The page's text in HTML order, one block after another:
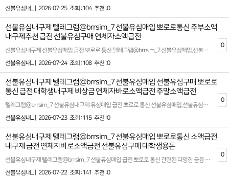
선불유심내... |
2026-07-25 조회 :104 추천 :0
선불유심내구제 텔레그램@brrsim_7 선불유심매입 뽀로로통신 주부소액
내구제추천 급전 선불유심구매 연체자소액급전
선불유심내구제 선불유심매입 급전 뽀로로 통신 텔레그램@brrsim_7 선불유심매입,선불유심구매,갑작스러운 급전,소액급전ˏ가개통،폰테크،내구제¸폰내구제‚유심내구제ˎ핸드폰내구제ˏ대출ˏ소액대출ˎ무직자대출ˏ선불유심,병원비,공과금,월세,생활비 등 긴급한 상황에서 빠르고 안전하게 생계자금을 확보할수 있습니다 고객 한분 한분의 상황을 이해하고 신용이나 작업 유무와 상관없이 모두가 이용할수 있는 맞춤형 내구제 서비스를 제공합니다! 급하게 필요한 자금 이제 혼자 고민하지마세요! 뽀로로 통신 선불유심내구제가 신속하고 안전한 방법으로 여러분의 생활에 도움을 드리겠습니다 바로 소액 현금화 생계자금 지원이 필요하다면 뽀로로 통신과 함께하세요 무직자,대학생,회생자,신불자들도 부담없이 신청할수 있으며 투명하고 정직한 절차로 믿을수 있는 업체입니다 확실한 파트너와 함께하세요 시간 낭비와 신용 하락을 막는 가장 좋은 방법은 처음부터 제대로 된 전문가를 만나는 것입니다 텔레그램@brrsim_7 고객님의 상황을 최우선으로 고려하여 최적의 결과를 만들어 드립니다 홈페이지: https://brrsim77.isweb.co.kr 홈페이지: https://litt.ly/brrsim7
선불유심내... |
2026-07-24 조회 :108 추천 :0
0
선불유심내구제 텔레그램@brrsim_7 선불유심매입 선불유심구매 뽀로로
통신 급전 대학생내구제 비상금 연체자바로소액급전 주말소액급전
텔레그램@brrsim_7 선불유심내구제 유심매입 급전 뽀로로 통신 선불유심매입,선불유심구매 2026년 트렌드와 법적 기준에 맞춘 안전하고 신뢰도 높은 서비스를 기반으로 고객님들이 안심하고 이용할수 있도록 투명한 프로세스를 제공합니다 뽀로로 통신 서비스는 예기치 못한 재정적 필요를 충족시키기 위해 설계되었습니다 이를 통해 고객님들은 긴급 상황에서도 재정적인 안정감을 되찾을수 있으며 신속하고 원활한 대출 과정을 경험할수 있습니다 저희는 고객 만족을 최우선 과제로 삼고 한사람 한사람 상황에 맞는 맞춤형 솔루션을 제공합니다 기존의 복잡한 대출 시스템에서 벗어나 누구나 쉽게 빠르게 필요한 자금을 조달받을수 있습니다 모바일 기반의 서비스는 시간적 제약없이 언제 어디서나 간편하게 이용할수 있어 많은 고객님들께 호평을 받고 있습니다 뽀로로 통신의 서비스를 통해 보다 편리하고 안정적인 재정 계획을 수립해 보시길바랍니다 선불 유심과 관련된 다양한 금융 서비스를 제공하는 뽀로로 통신은 대학생 및 급전이 필요한 분들에게 빠른 소액대출 옵션을 제안합니다 시간을 절약하고 간편하게 자금을 마련할수 있는 선불유심내구제를 통해 부담없이 활용할수 있는 방법이 제공됩니다 또한 모든 과정은 법적 가이드라인을 준수하며 진행되므로 신뢰를 더욱 강화합니다 확실한 파트너와 함께하세요 시간 낭비와 신용 하락을 막는 가장 좋은 방법은 처음부터 제대로 된 전문가를 만나는 것입니다 홈페이지: https://brrsim77.isweb.co.kr 홈페이지: https://litt.ly/brrsim7
선불유심내... |
2026-07-23 조회 :115 추천 :0
0
선불유심내구제 텔레그램@brrsim_7 선불유심매입 뽀로로통신 소액급전
내구제 급전 연체자바로소액급전 선불유심구매 대학생용돈
선불유심내구제 텔레그램@brrsim_7 선불유심매입 급전 뽀로로 통신 관련된 다양한 금융 서비스를 제공하는 뽀로로 통신은 대학생 및 급전이 필요한 분들에게 빠른 소액 대출 옵션을 제안합니다. 선불유심구매 시간을 절약하고 간편하게 자금을 마련할 수 있는 선불 유심 내구제를 통해 학생들도 부담 없이 활용할 수 있는 방법이 제공됩니다 급작스럽게 필요한 자금이 생겼을 때, 무심사 소액 급전을 지원하며 신뢰할 수 있는 대출 환경을 제시합니다. 급전이 필요한 순간, 믿을 만한 대출 업체를 찾는 것이 중요합니다 이런 점에서 뽀로로 통신은 빠르고 간단한 절차로 지급 가능한 서비스로 안정적이고 신속한 금융 솔루션을 제공합니다 선불유심내구제 뽀로로 통신 안심업체 많은 분들이 금융 문제로 고민을 느끼는 가운데 뽀로로 통신은 고객의 입장에서 최적화된 대출 방안을 마련하며 특히 대학생, 소액 대출을 원하는 이들에게 실질적인 도움이 됩니다 선불 유심 서비스를 통해 신용에 큰 영향을 미치지 않으면서 필요한 금액을 받는 것이 가능하며, 적절한 상환 계획으로 이용자들의 부담을 최소화합니다. 제공되는 서비스는 하루 안에 소액의 금전을 확보할 수 있는 시스템으로 설계되어, 예상치 못한 지출이나 긴급 상황에서도 유용하게 활용 가능합니다 또한 많은 분들이 급전에 대해 고민하며 정보를 찾아보는 만큼, 추천할 만한 소액 급전 빌리는 곳의 기준은 여러 가지가 있습니다. 안정성과 신뢰도를 기본으로 하고, 심사가 간편하면서도 높은 승인율을 자랑하는 서비스를 찾는 것이 핵심입니다. 뽀로로 통신은 이러한 기준을 충족시키며 고객 맞춤형 금융 솔루션을 제공합니다. 다양한 상황에 맞는 플랜을 고민 없이 선택할 수 있도록 소비자 보호를 최우선으로 고려하여 설계된 이 시스템은 많은 사람들에게 긍정적인 평가를 받고 있습니다. 급히 금전적 지원이 필요하거나 갑작스러운 상황에서 용이하게 활용할 수 있는 방안을 찾고 계신다면, 선불 유심 내구제와 소액 대출 등의 맞춤형 서비스를 고민해 볼 수 있습니다. 고객 만족 중심의 운영 체계와 함께, 지루한 기다림 없이 효율적인 절차를 통해 이용자들에게 최상의 만족감을 제공합니다 확실한 파트너와 함께하세요 시간 낭비와 신용 하락을 막는 가장 좋은 방법은 처음부터 제대로 된 전문가를 만나는 것입니다 홈페이지: https://brrsim77.isweb.co.kr 홈페이지: https://litt.ly/brrsim7
선불유심내... |
2026-07-22 조회 :141 추천 :0
0